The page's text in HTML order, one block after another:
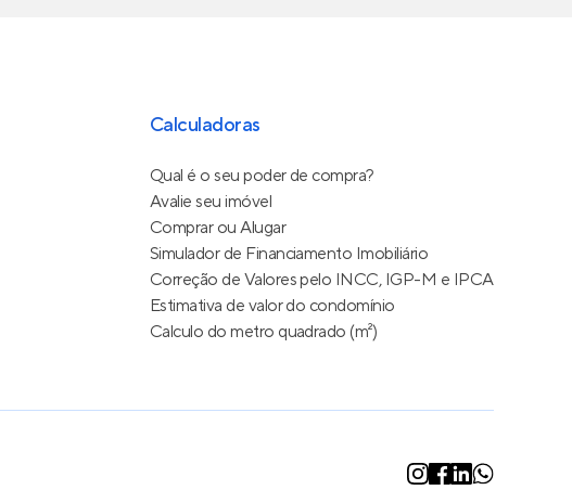
Calculadoras
Qual é o seu poder de compra?
Avalie seu imóvel
Comprar ou Alugar
Simulador de Financiamento Imobiliário
Correção de Valores pelo INCC, IGP-M e IPCA
Estimativa de valor do condomínio
Calculo do metro quadrado (m²)